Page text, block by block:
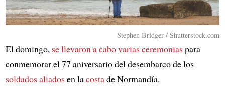
Stephen Bridger / Shutterstock.com
El domingo, se llevaron a cabo varias ceremoniaspara
conmemorar el 77 aniversario del desembarco de los
soldados aliadosen lacostade Normandía.